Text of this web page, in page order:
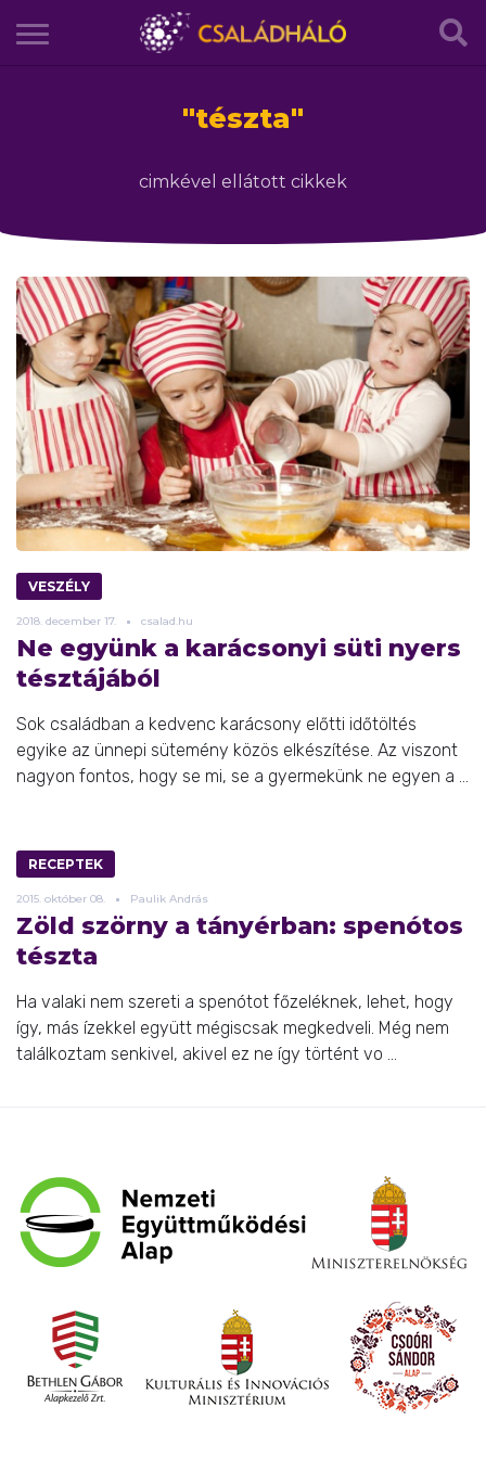
"tészta"
cimkével ellátott cikkek
VESZÉLY
2018. december 17. csalad.hu
Ne együnk a karácsonyi süti nyers
tésztájából
Sok családban a kedvenc karácsony előtti időtöltés
egyike az ünnepi sütemény közös elkészítése. Az viszont
nagyon fontos, hogy se mi, se a gyermekünk ne egyen a ...
RECEPTEK
2015. október 08. Paulik András
Zöld szörny a tányérban: spenótos
tészta
Ha valaki nem szereti a spenótot főzeléknek, lehet, hogy
így, más ízekkel együtt mégiscsak megkedveli. Még nem
találkoztam senkivel, akivel ez ne így történt vo ...